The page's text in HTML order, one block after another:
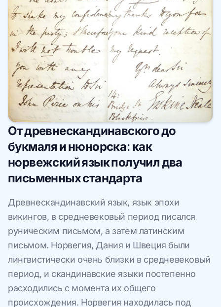
От древнескандинавского до
букмаля и нюнорска: как
норвежский язык получил два
письменных стандарта
Древнескандинавский язык, язык эпохи
викингов, в средневековый период писался
руническим письмом, а затем латинским
письмом. Норвегия, Дания и Швеция были
лингвистически очень близки в средневековый
период, и скандинавские языки постепенно
расходились с момента их общего
происхождения. Норвегия находилась под